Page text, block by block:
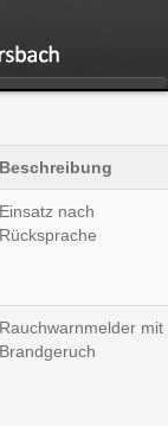
Beschreibung
Einsatz nach
Rücksprache
Rauchwarnmelder mit
Brandgeruch